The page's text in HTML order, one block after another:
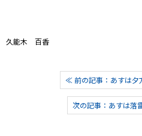
久能木 百香
≪ 前の記事：あすは夕
次の記事：あすは落